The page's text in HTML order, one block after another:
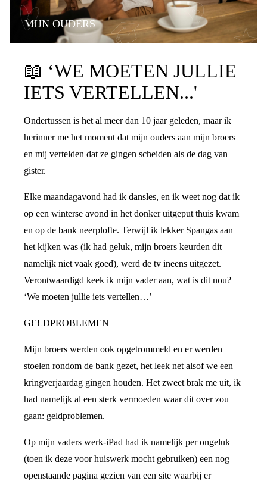
MIJN OUDERS
📖 ‘WE MOETEN JULLIE
IETS VERTELLEN...'
Ondertussen is het al meer dan 10 jaar geleden, maar ik
herinner me het moment dat mijn ouders aan mijn broers
en mij vertelden dat ze gingen scheiden als de dag van
gister.
Elke maandagavond had ik dansles, en ik weet nog dat ik
op een winterse avond in het donker uitgeput thuis kwam
en op de bank neerplofte. Terwijl ik lekker Spangas aan
het kijken was (ik had geluk, mijn broers keurden dit
namelijk niet vaak goed), werd de tv ineens uitgezet.
Verontwaardigd keek ik mijn vader aan, wat is dit nou?
‘We moeten jullie iets vertellen…’
GELDPROBLEMEN
Mijn broers werden ook opgetrommeld en er werden
stoelen rondom de bank gezet, het leek net alsof we een
kringverjaardag gingen houden. Het zweet brak me uit, ik
had namelijk al een sterk vermoeden waar dit over zou
gaan: geldproblemen.
Op mijn vaders werk-iPad had ik namelijk per ongeluk
(toen ik deze voor huiswerk mocht gebruiken) een nog
openstaande pagina gezien van een site waarbij er